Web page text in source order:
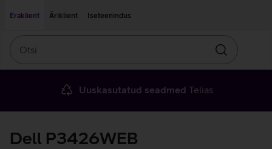
Eraklient
Äriklient Iseteenindus
Otsin
Uuskasutatud seadmed Telias
Dell P3426WEB